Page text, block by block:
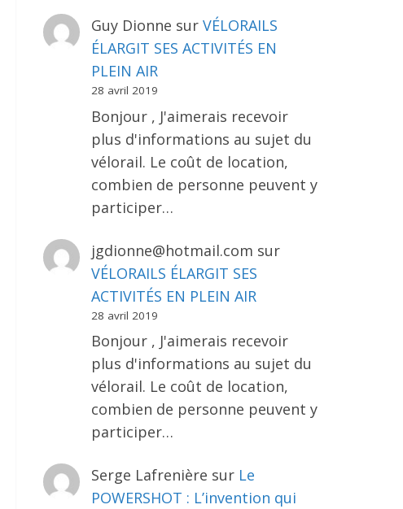
Guy Dionne sur VÉLORAILS
ÉLARGIT SES ACTIVITÉS EN
PLEIN AIR
28 avril 2019
Bonjour , J'aimerais recevoir
plus d'informations au sujet du
vélorail. Le coût de location,
combien de personne peuvent y
participer…
jgdionne@hotmail.com sur
VÉLORAILS ÉLARGIT SES
ACTIVITÉS EN PLEIN AIR
28 avril 2019
Bonjour , J'aimerais recevoir
plus d'informations au sujet du
vélorail. Le coût de location,
combien de personne peuvent y
participer…
Serge Lafrenière sur Le
POWERSHOT : L’invention qui